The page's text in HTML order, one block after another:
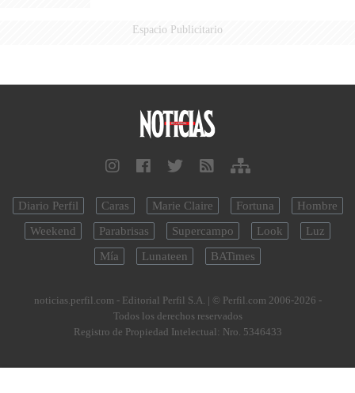
Espacio Publicitario
Diario Perfil Caras Marie Claire Fortuna
Hombre
Weekend
Parabrisas Supercampo Look
Luz
Mía
Lunateen BATimes
noticias.perfil.com - Editorial Perfil S.A. | © Perfil.com 2006-2026 -
Todos los derechos reservados
Registro de Propiedad Intelectual: Nro. 5346433